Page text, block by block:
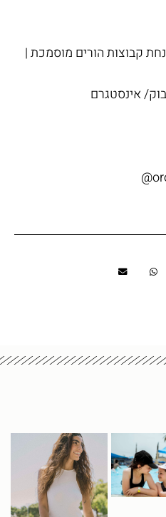
קבוצות הורים מוסמכת |
/אינסטגרם